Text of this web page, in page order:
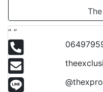
“ ”